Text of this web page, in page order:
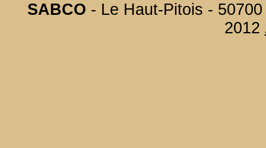
SABCO - Le Haut-Pitois -
2012